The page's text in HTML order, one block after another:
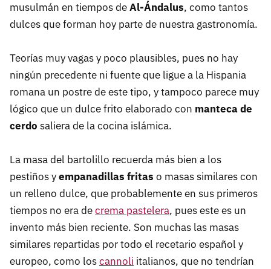
musulmán en tiempos deAl-Ándalus, como tantos
dulces que forman hoy parte de nuestra gastronomía.
Teorías muy vagas y poco plausibles, pues no hay
ningún precedente ni fuente que ligue a la Hispania
romana un postre de este tipo, y tampoco parece muy
lógico que un dulce frito elaborado con manteca de
cerdo saliera de la cocina islámica.
La masa del bartolillo recuerda más bien a los
pestiños yempanadillas fritas o masas similares con
un relleno dulce, que probablemente en sus primeros
tiempos no era decrema pastelera, pues este es un
invento más bien reciente. Son muchas las masas
similares repartidas por todo el recetario español y
europeo, como loscannoli italianos, que no tendrían